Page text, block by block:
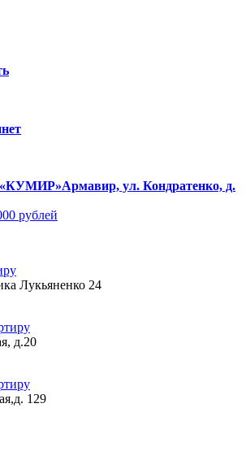
«КУМИР»Армавир, ул. Кондратенко, д.
рублей
Лукьяненко 24
д.20
129